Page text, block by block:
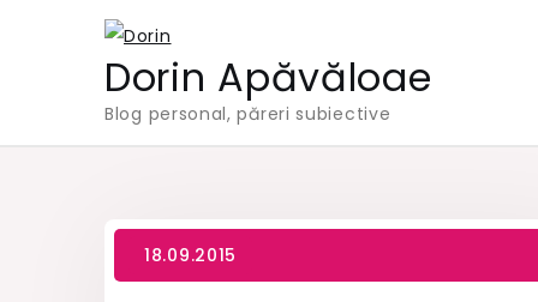
Dorin Apăvăloae
Blog personal, păreri subiective